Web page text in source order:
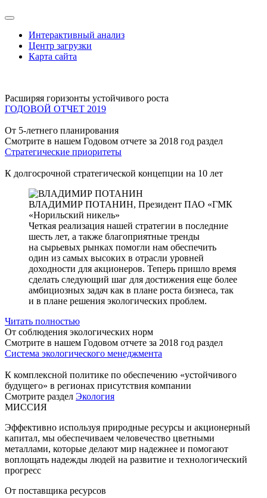
Интерактивный анализ
Центр загрузки
Карта сайта
Расширяя горизонты устойчивого роста
ГОДОВОЙ ОТЧЕТ 2019
От 5-летнего планирования
Смотрите в нашем Годовом отчете за 2018 год раздел
Стратегические приоритеты
К долгосрочной стратегической концепции на 10 лет
ВЛАДИМИР ПОТАНИН, Президент ПАО «ГМК
«Норильский никель»
Четкая реализация нашей стратегии в последние
шесть лет, а также благоприятные тренды
на сырьевых рынках помогли нам обеспечить
один из самых высоких в отрасли уровней
доходности для акционеров. Теперь пришло время
сделать следующий шаг для достижения еще более
амбициозных задач как в плане роста бизнеса, так
и в плане решения экологических проблем.
Читать полностью
От соблюдения экологических норм
Смотрите в нашем Годовом отчете за 2018 год раздел
Система экологического менеджмента
К комплексной политике по обеспечению «устойчивого
будущего» в регионах присутствия компании
Смотрите раздел Экология
МИССИЯ
Эффективно используя природные ресурсы и акционерный
капитал, мы обеспечиваем человечество цветными
металлами, которые делают мир надежнее и помогают
воплощать надежды людей на развитие и технологический
прогресс
От поставщика ресурсов